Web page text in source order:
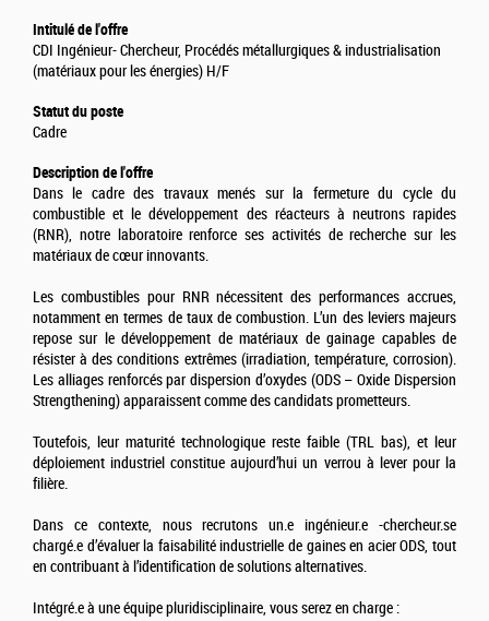
Intitulé de l'offre
CDI Ingénieur- Chercheur, Procédés métallurgiques & industrialisation
(matériaux pour les énergies) H/F
Statut du poste
Cadre
Description de l'offre
Dans le cadre des travaux menés sur la fermeture du cycle du
combustible et le développement des réacteurs à neutrons rapides
(RNR), notre laboratoire renforce ses activités de recherche sur les
matériaux de cœur innovants.
Les combustibles pour RNR nécessitent des performances accrues,
notamment en termes de taux de combustion. L’un des leviers majeurs
repose sur le développement de matériaux de gainage capables de
résister à des conditions extrêmes (irradiation, température, corrosion).
Les alliages renforcés par dispersion d’oxydes (ODS – Oxide Dispersion
Strengthening) apparaissent comme des candidats prometteurs.
Toutefois, leur maturité technologique reste faible (TRL bas), et leur
déploiement industriel constitue aujourd’hui un verrou à lever pour la
filière.
Dans ce contexte, nous recrutons un.e ingénieur.e -chercheur.se
chargé.e d’évaluer la faisabilité industrielle de gaines en acier ODS, tout
en contribuant à l’identification de solutions alternatives.
Intégré.e à une équipe pluridisciplinaire, vous serez en charge :